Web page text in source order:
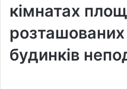
кімнатах
будинків